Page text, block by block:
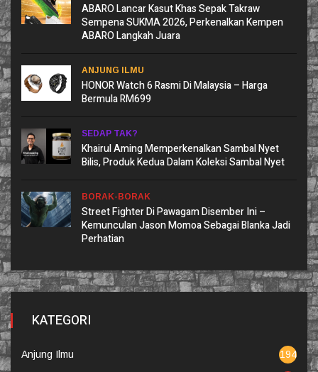
ABARO Lancar Kasut Khas Sepak Takraw
Sempena SUKMA 2026, Perkenalkan Kempen
ABARO Langkah Juara
ANJUNG ILMU
HONOR Watch 6 Rasmi Di Malaysia – Harga
Bermula RM699
SEDAP TAK?
Khairul Aming Memperkenalkan Sambal Nyet
Bilis, Produk Kedua Dalam Koleksi Sambal Nyet
BORAK-BORAK
Street Fighter Di Pawagam Disember Ini –
Kemunculan Jason Momoa Sebagai Blanka Jadi
Perhatian
KATEGORI
Anjung Ilmu 194